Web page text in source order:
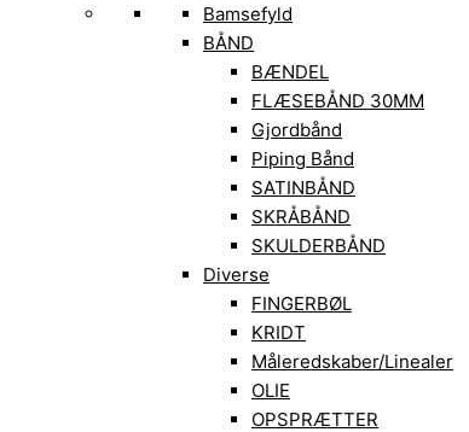
Bamsefyld
BÅND
BÆNDEL
FLÆSEBÅND 30MM
Gjordbånd
Piping Bånd
SATINBÅND
SKRÅBÅND
SKULDERBÅND
Diverse
FINGERBØL
KRIDT
Måleredskaber/Linealer
OLIE
OPSPRÆTTER